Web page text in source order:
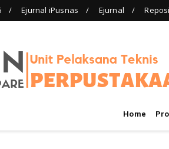
Ejurnal iPusnas Ejurnal
Home